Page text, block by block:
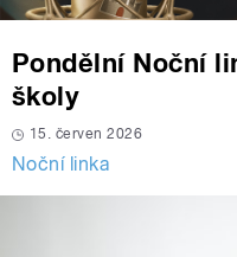
Pondělní Noční
školy
15. červen 2026
Noční linka